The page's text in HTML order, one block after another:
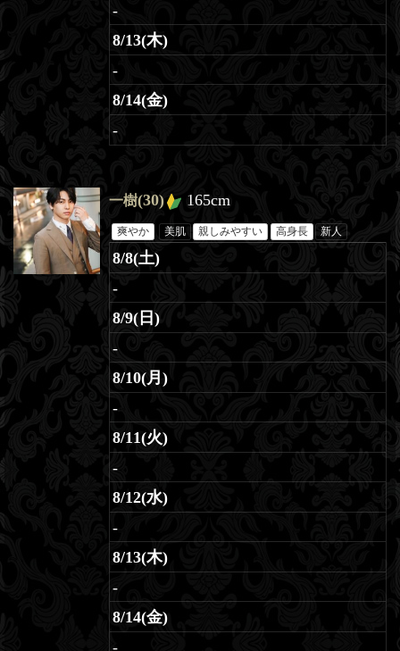
-
8/13(木)
-
8/14(金)
-
一樹(30) 165cm
爽やか 美肌 親しみやすい 高身長 新人
8/8(土)
-
8/9(日)
-
8/10(月)
-
8/11(火)
-
8/12(水)
-
8/13(木)
-
8/14(金)
-